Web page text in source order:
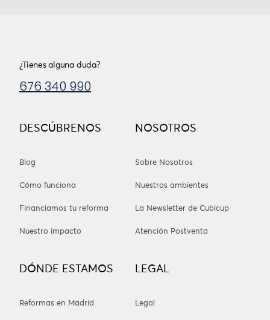
DESCÚBRENOS
Blog
Cómo funciona
Financiamos tu reforma
Nuestro impacto
NOSOTROS
Sobre Nosotros
Nuestros ambientes
La Newsletter de Cubicup
Atención Postventa
DÓNDE ESTAMOS
Reformas en Madrid
LEGAL
Legal
¿Tienes alguna duda?
676 340 990